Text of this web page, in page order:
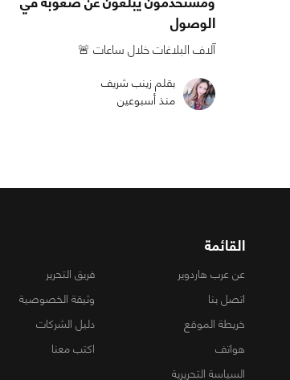
الوصول
آلاف البلاغات خلال ساعات 🚨
بقلم زينب شريف
منذ أسبوعين
القائمة
عن عرب هاردوير
فريق التحرير
اتصل بنا
وثيقة الخصوصية
خريطة الموقع
دليل الشركات
هواتف
اكتب معنا
السياسة التحريرية